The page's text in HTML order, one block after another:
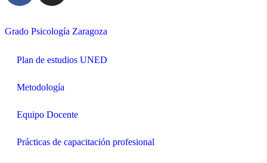
Grado Psicología Zaragoza
Plan de estudios UNED
Metodología
Equipo Docente
Prácticas de capacitación profesional